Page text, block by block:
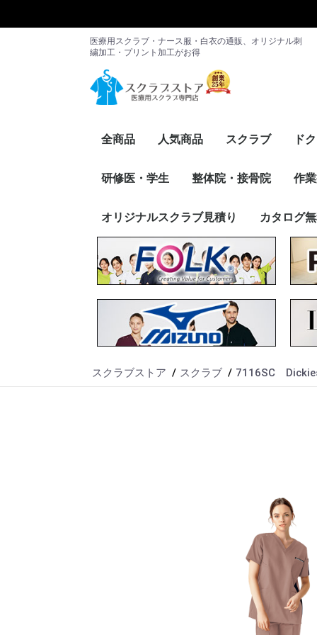
医療用スクラブ・ナース服・白衣の通販、オリジナル刺
繍加工・プリント加工がお得
全商品 人気商品 スクラブ
レディース
メンズ
男女兼用
メーカー別
ド
メ
レ
メ
研修医・学生
スクラブ・パンツ トップス
パンツ
ドクターコート
インナー
その他アイテム
メーカー別 FOLK
PANTONE
RISERVA（リ
Dickies
Wacoal
Mizuno
UNITE
en joie（ア
サーヴォ
WHISEL
RISERVA（リ
整体院・接骨院
スクラブ・パンツ
ケーシー
インナー
カーディガン
その他アイテム
メーカー別
作
ス
ケ
イ
カ
そ
メ
オリジナルスクラブ見積り カタログ
スクラブストア スクラブ 7116SC